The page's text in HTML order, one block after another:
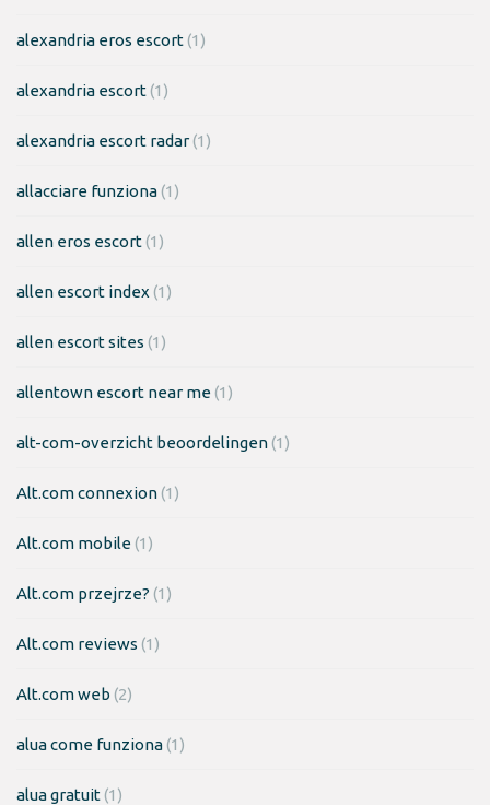
alexandria eros escort(1)
alexandria escort(1)
alexandria escort radar(1)
allacciare funziona(1)
allen eros escort(1)
allen escort index (1)
allen escort sites (1)
allentown escort near me(1)
alt-com-overzicht beoordelingen(1)
Alt.com connexion(1)
Alt.com mobile(1)
Alt.com przejrze? (1)
Alt.com reviews (1)
Alt.com web (2)
alua come funziona(1)
alua gratuit(1)